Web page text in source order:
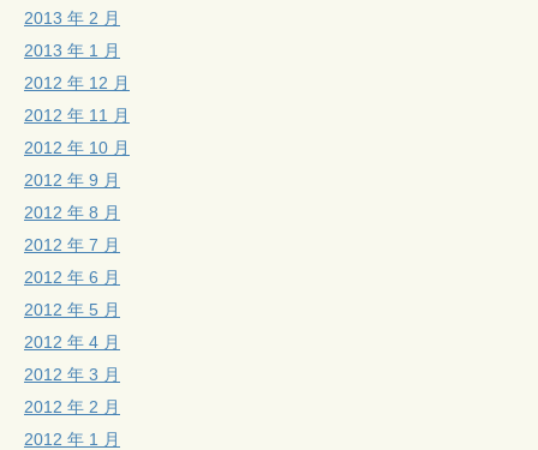
2013 年 2 月
2013 年 1 月
2012 年 12 月
2012 年 11 月
2012 年 10 月
2012 年 9 月
2012 年 8 月
2012 年 7 月
2012 年 6 月
2012 年 5 月
2012 年 4 月
2012 年 3 月
2012 年 2 月
2012 年 1 月